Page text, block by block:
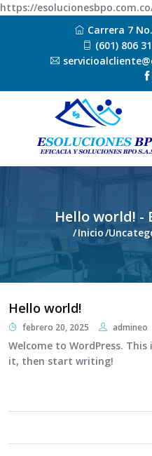
https://
Carrera 7
(601) 806
Hello world! -
/Inicio/
Hello world!
febrero 20, 2025 admineo
Welcome to WordPress.
it, then start writing!